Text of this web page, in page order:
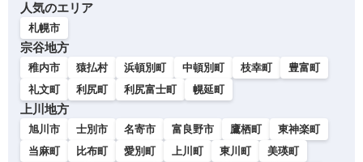
人気のエリア
札幌市
宗谷地方
稚内市 猿払村 浜頓別町 中頓別町 枝幸町
豊富町
礼文町
利尻町 利尻富士町 幌延町
上川地方
旭川市 士別市 名寄市 富良野市 鷹栖町
東神楽町
当麻町
比布町 愛別町 上川町 東川町
美瑛町